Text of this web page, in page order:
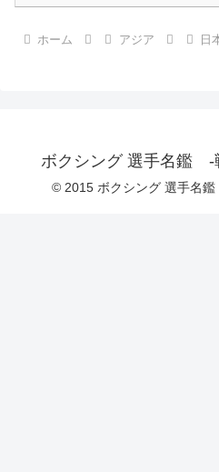
ホーム アジア 日
ボクシング 選手名鑑 -
© 2015 ボクシング 選手名